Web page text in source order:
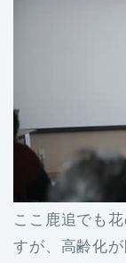
ここ鹿追でも
すが、高齢化